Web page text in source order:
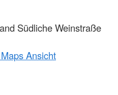
Südliche Weinstraße
Ansicht